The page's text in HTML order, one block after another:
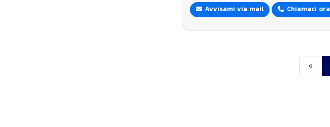
Avvisami via mail Chiamaci ora
«